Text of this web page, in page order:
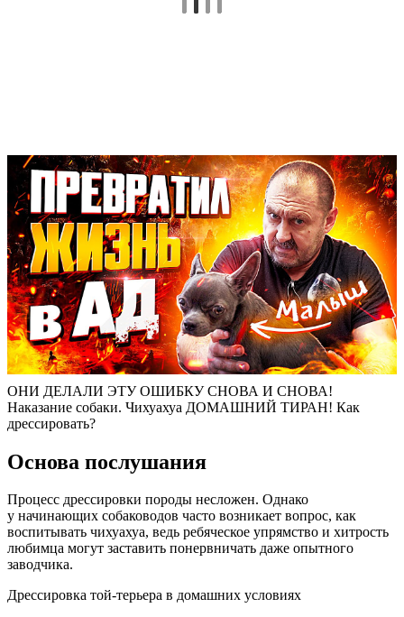
ОНИ ДЕЛАЛИ ЭТУ ОШИБКУ СНОВА И СНОВА!
Наказание собаки. Чихуахуа ДОМАШНИЙ ТИРАН! Как
дрессировать?
Основа послушания
Процесс дрессировки породы несложен. Однако
у начинающих собаководов часто возникает вопрос, как
воспитывать чихуахуа, ведь ребяческое упрямство и хитрость
любимца могут заставить понервничать даже опытного
заводчика.
Дрессировка той-терьера в домашних условиях